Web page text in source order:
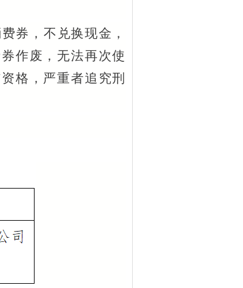
券，不兑换现金，
作废，无法再次使
格，严重者追究刑